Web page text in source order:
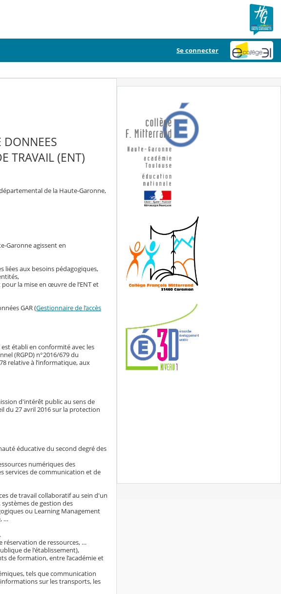
Se connecter
DONNEES
TRAVAIL (ENT)
de la Haute-Garonne,
Garonne agissent en
liées aux besoins pédagogiques,
la mise en œuvre de l’ENT et
GAR (Gestionnaire de l’accès
établi en conformité avec les
(RGPD) n°2016/679 du
relative à l’informatique, aux
d'intérêt public au sens de
du 27 avril 2016 sur la protection
éducative du second degré des
numériques des
services de communication et de
de travail collaboratif au sein d'un
de gestion des
ou Learning Management
…
réservation de ressources, …
de l'établissement),
de formation, entre l’académie et
tels que communication
sur les transports, les